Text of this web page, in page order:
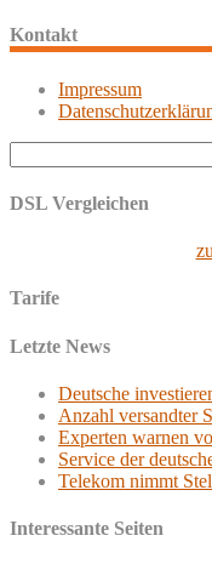
Kontakt
Impressum
nach:
DSL Vergleichen
Tarife
Letzte News
Deutsche
Anzahl versandter
Experten warnen
Service der
Telekom nimmt
Interessante Seiten